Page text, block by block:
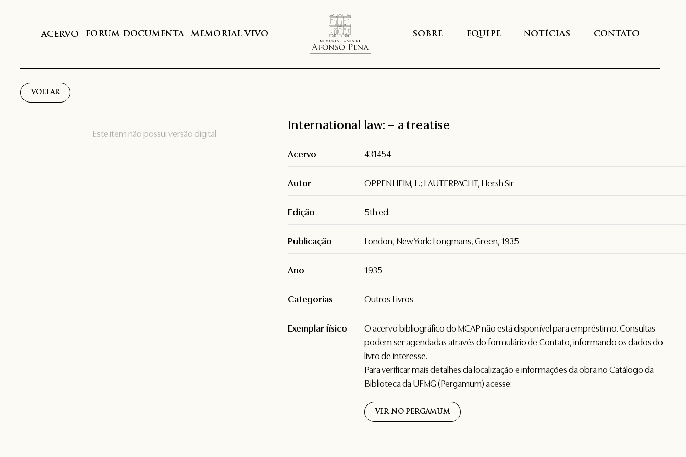
ACERVO FORUM DOCUMENTA MEMORIAL VIVO SOBRE EQUIPE NOTÍCIAS CONTATO
VOLTAR
Este item não possui versão digital
International law: – a treatise
Acervo 431454
Autor OPPENHEIM, L.; LAUTERPACHT, Hersh Sir
Edição 5th ed.
Publicação London; New York: Longmans, Green, 1935-
Ano 1935
Categorias Outros Livros
Exemplar físico
O acervo bibliográfico do MCAP não está disponível para empréstimo. Consultas
podem ser agendadas através do formulário deContato, informando os dados do
livro de interesse.
Para verificar mais detalhes da localização e informações da obra no Catálogo da
Biblioteca da UFMG (Pergamum) acesse:
VER NO PERGAMUM